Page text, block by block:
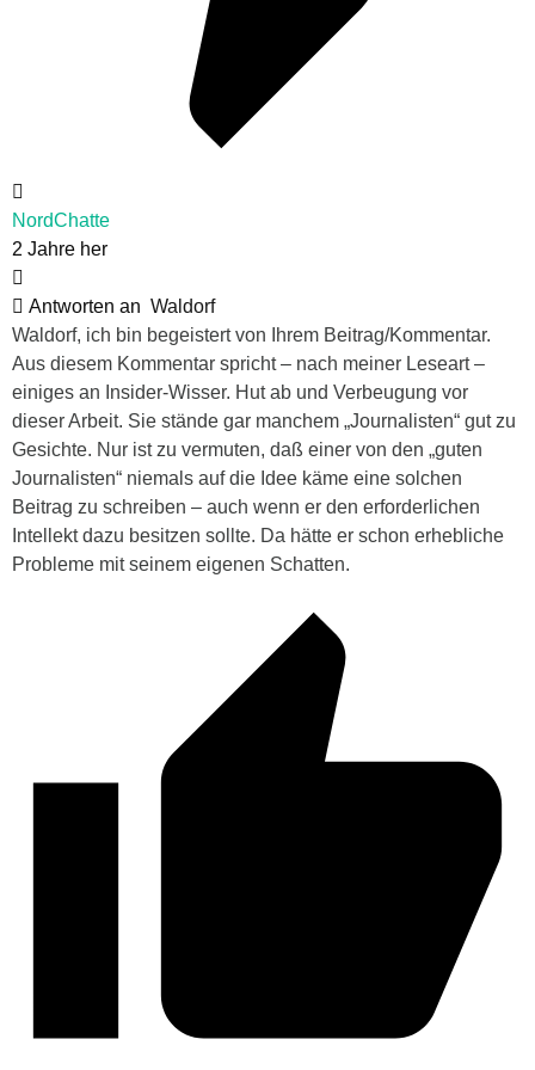
NordChatte
2 Jahre her
Antworten an Waldorf
Waldorf, ich bin begeistert von Ihrem Beitrag/Kommentar.
Aus diesem Kommentar spricht – nach meiner Leseart –
einiges an Insider-Wisser. Hut ab und Verbeugung vor
dieser Arbeit. Sie stände gar manchem „Journalisten“ gut zu
Gesichte. Nur ist zu vermuten, daß einer von den „guten
Journalisten“ niemals auf die Idee käme eine solchen
Beitrag zu schreiben – auch wenn er den erforderlichen
Intellekt dazu besitzen sollte. Da hätte er schon erhebliche
Probleme mit seinem eigenen Schatten.